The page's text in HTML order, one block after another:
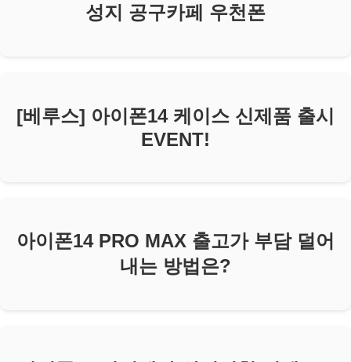
성지 공구카페 우천폰
[베루스] 아이폰14 케이스 신제품 출시
EVENT!
아이폰14 PRO MAX 출고가 부담 덜어
내는 방법은?